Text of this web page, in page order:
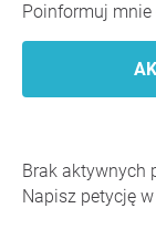
Poinformuj
Brak aktywnych
Napisz petycję